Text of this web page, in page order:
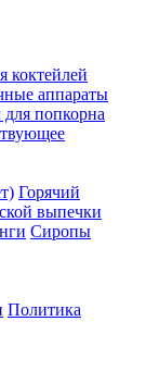
коктейлей
аппараты
попкорна
Горячий
выпечки
Сиропы
Политика